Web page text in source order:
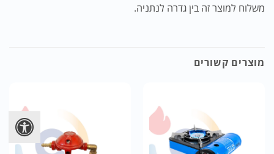
משלוח למוצר זה בין גדרה לנתניה.
מוצרים קשורים